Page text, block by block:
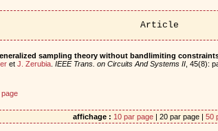
Article
sampling theory without bandlimiting
et J. Zerubia. IEEE Trans. on Circuits And Systems II, 45(8):
page
affichage : 10 par page | 20 par page | 50